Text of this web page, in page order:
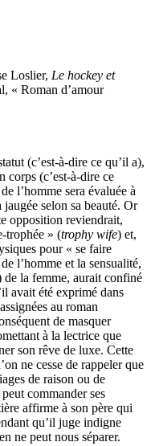
Loslier, Le hockey et
« Roman d’amour
(c’est-à-dire ce qu’il a),
corps (c’est-à-dire ce
l’homme sera évaluée à
selon sa beauté. Or
opposition reviendrait,
trophée » (trophy wife) et,
pour « se faire
l’homme et la sensualité,
la femme, aurait confiné
avait été exprimé dans
au roman
de masquer
à la lectrice que
son rêve de luxe. Cette
ne cesse de rappeler que
de raison ou de
commander ses
affirme à son père qui
qu’il juge indigne
ne peut nous séparer.